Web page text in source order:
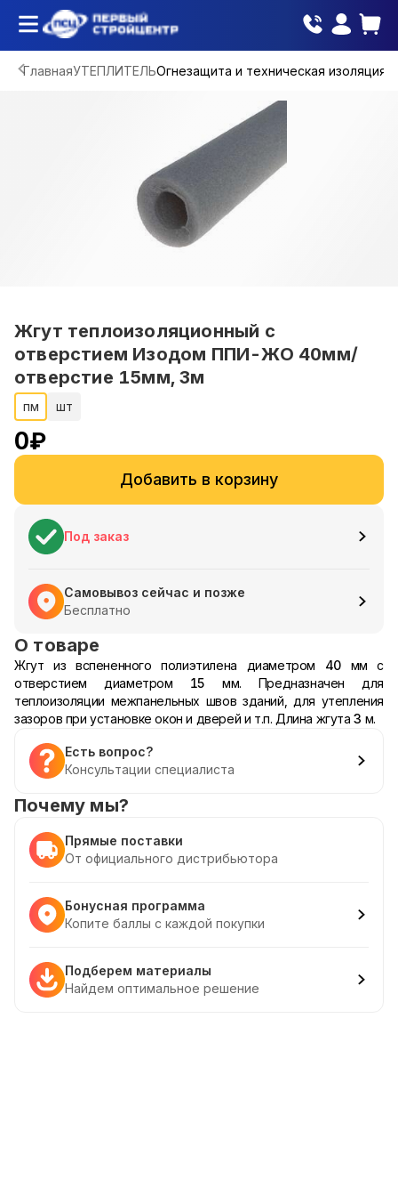
ГлавнаяУТЕПЛИТЕЛЬОгнезащита и техническая изоляция
Жгут теплоизоляционный с
отверстием Изодом ППИ-ЖО 40мм/
отверстие 15мм, 3м
пм шт
0₽
Добавить в корзину
Под заказ
Самовывоз сейчас и позже
Бесплатно
О товаре
Жгут из вспененного полиэтилена диаметром 40мм с
отверстием диаметром 15 мм. Предназначен для
теплоизоляции межпанельных швов зданий, для утепления
зазоров при установке окон и дверей и т.п. Длина жгута3 м.
Есть вопрос?
Консультации специалиста
Почему мы?
Прямые поставки
От официального дистрибьютора
Бонусная программа
Копите баллы с каждой покупки
Подберем материалы
Найдем оптимальное решение